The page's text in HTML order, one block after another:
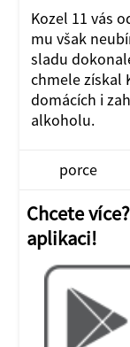
Kozel 11 vás
mu však
sladu
chmele získal
domácích i
alkoholu.
porce
Chcete
aplikaci!